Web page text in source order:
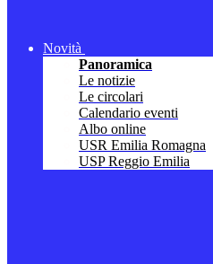
Novità
Panoramica
Le notizie
Le circolari
Calendario eventi
Albo online
USR Emilia Romagna
USP Reggio Emilia